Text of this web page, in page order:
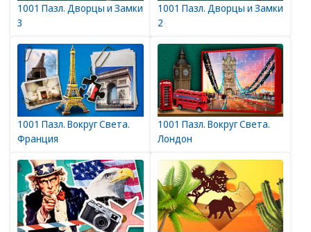
1001 Пазл. Дворцы и Замки
3
1001 Пазл. Дворцы и Замки
2
1001 Пазл. Вокруг Света.
Франция
1001 Пазл. Вокруг Света.
Лондон